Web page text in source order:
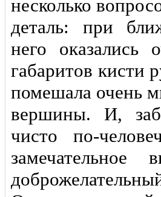
несколько
деталь: при
него оказались
габаритов кисти
помешала очень
вершины. И,
чисто по-
замечательное